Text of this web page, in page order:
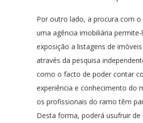
Por outro lado, a procura com o
uma agência imobiliária permite-
exposição a listagens de
através da pesquisa
como o facto de poder contar
experiência e conhecimento do
os profissionais do ramo têm
Desta forma, poderá usufruir de